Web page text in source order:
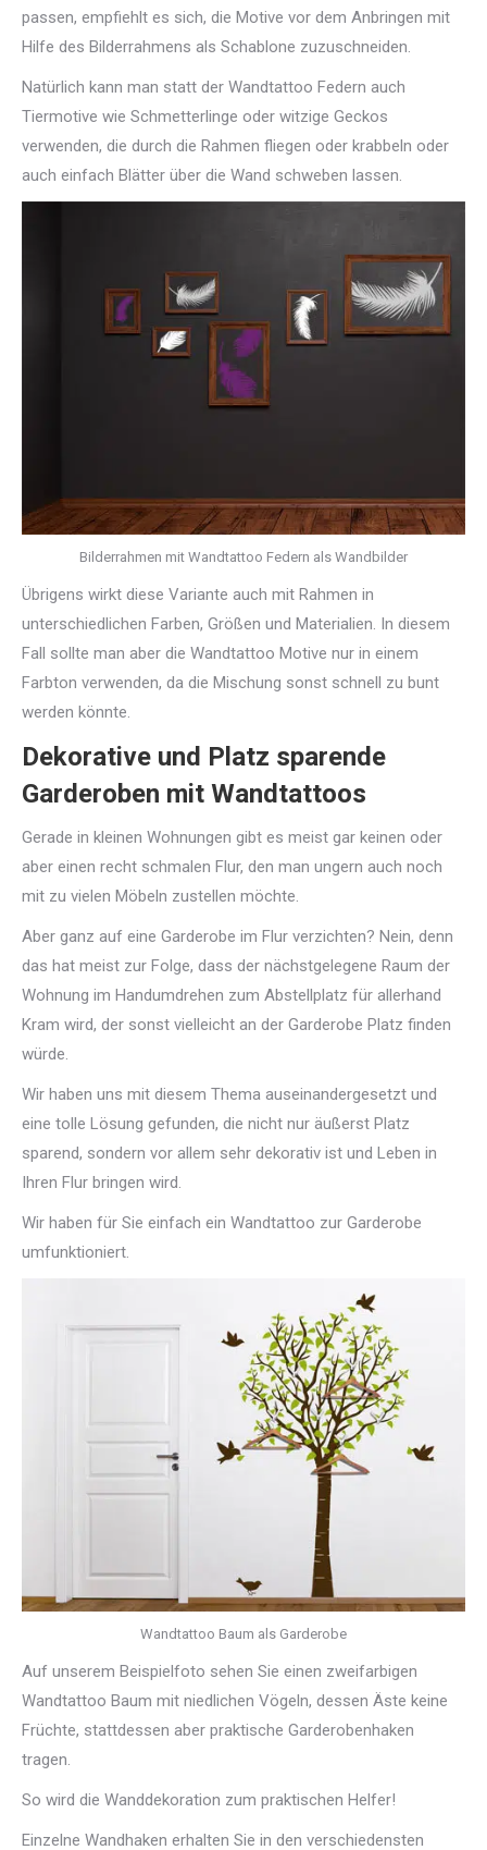
passen, empfiehlt es sich, die Motive vor dem Anbringen mit
Hilfe des Bilderrahmens als Schablone zuzuschneiden.
Natürlich kann man statt der Wandtattoo Federn auch
Tiermotive wie Schmetterlinge oder witzige Geckos
verwenden, die durch die Rahmen fliegen oder krabbeln oder
auch einfach Blätter über die Wand schweben lassen.
Bilderrahmen mit Wandtattoo Federn als Wandbilder
Übrigens wirkt diese Variante auch mit Rahmen in
unterschiedlichen Farben, Größen und Materialien. In diesem
Fall sollte man aber die Wandtattoo Motive nur in einem
Farbton verwenden, da die Mischung sonst schnell zu bunt
werden könnte.
Dekorative und Platz sparende
Garderoben mit Wandtattoos
Gerade in kleinen Wohnungen gibt es meist gar keinen oder
aber einen recht schmalen Flur, den man ungern auch noch
mit zu vielen Möbeln zustellen möchte.
Aber ganz auf eine Garderobe im Flur verzichten? Nein, denn
das hat meist zur Folge, dass der nächstgelegene Raum der
Wohnung im Handumdrehen zum Abstellplatz für allerhand
Kram wird, der sonst vielleicht an der Garderobe Platz finden
würde.
Wir haben uns mit diesem Thema auseinandergesetzt und
eine tolle Lösung gefunden, die nicht nur äußerst Platz
sparend, sondern vor allem sehr dekorativ ist und Leben in
Ihren Flur bringen wird.
Wir haben für Sie einfach ein Wandtattoo zur Garderobe
umfunktioniert.
Wandtattoo Baum als Garderobe
Auf unserem Beispielfoto sehen Sie einen zweifarbigen
Wandtattoo Baum mit niedlichen Vögeln, dessen Äste keine
Früchte, stattdessen aber praktische Garderobenhaken
tragen.
So wird die Wanddekoration zum praktischen Helfer!
Einzelne Wandhaken erhalten Sie in den verschiedensten